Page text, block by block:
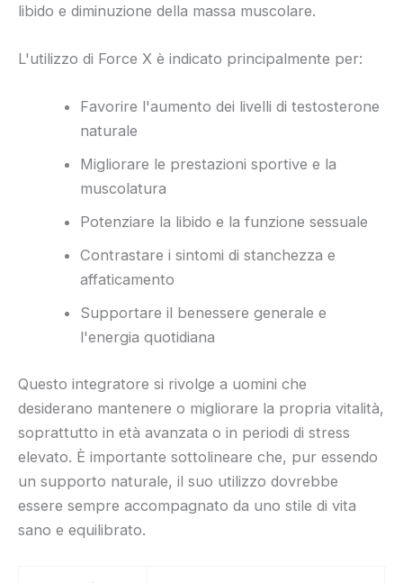
libido e diminuzione della massa muscolare.
L'utilizzo di Force X è indicato principalmente per:
Favorire l'aumento dei livelli di testosterone
naturale
Migliorare le prestazioni sportive e la
muscolatura
Potenziare la libido e la funzione sessuale
Contrastare i sintomi di stanchezza e
affaticamento
Supportare il benessere generale e
l'energia quotidiana
Questo integratore si rivolge a uomini che
desiderano mantenere o migliorare la propria vitalità,
soprattutto in età avanzata o in periodi di stress
elevato. È importante sottolineare che, pur essendo
un supporto naturale, il suo utilizzo dovrebbe
essere sempre accompagnato da uno stile di vita
sano e equilibrato.